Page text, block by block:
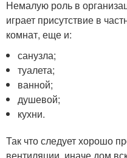
Немалую роль в
играет присутствие в
комнат, еще и:
санузла;
туалета;
ванной;
душевой;
кухни.
Так что следует хорошо
вентиляции, иначе дом